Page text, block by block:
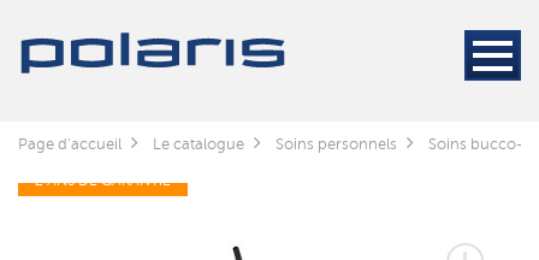
Page d'accueil Le catalogue Soins personnels Soins bucco-
2 ANS DE GARANTIE